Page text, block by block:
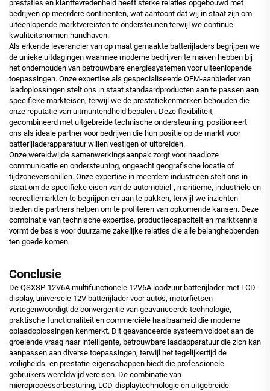
prestaties en klanttevredenheid heeft sterke relaties opgebouwd met
bedrijven op meerdere continenten, wat aantoont dat wij in staat zijn om
uiteenlopende marktvereisten te ondersteunen terwijl we continue
kwaliteitsnormen handhaven.
Als erkende leverancier van op maat gemaakte batterijladers begrijpen we
de unieke uitdagingen waarmee moderne bedrijven te maken hebben bij
het onderhouden van betrouwbare energiesystemen voor uiteenlopende
toepassingen. Onze expertise als gespecialiseerde OEM-aanbieder van
laadoplossingen stelt ons in staat standaardproducten aan te passen aan
specifieke markteisen, terwijl we de prestatiekenmerken behouden die
onze reputatie van uitmuntendheid bepalen. Deze flexibiliteit,
gecombineerd met uitgebreide technische ondersteuning, positioneert
ons als ideale partner voor bedrijven die hun positie op de markt voor
batterijladerapparatuur willen vestigen of uitbreiden.
Onze wereldwijde samenwerkingsaanpak zorgt voor naadloze
communicatie en ondersteuning, ongeacht geografische locatie of
tijdzoneverschillen. Onze expertise in meerdere industrieën stelt ons in
staat om de specifieke eisen van de automobiel-, maritieme, industriële en
recreatiemarkten te begrijpen en aan te pakken, terwijl we inzichten
bieden die partners helpen om te profiteren van opkomende kansen. Deze
combinatie van technische expertise, productiecapaciteit en marktkennis
vormt de basis voor duurzame zakelijke relaties die alle belanghebbenden
ten goede komen.
Conclusie
De QSXSP-12V6A multifunctionele 12V6A loodzuur batterijlader met LCD-
display, universele 12V batterijlader voor auto's, motorfietsen
vertegenwoordigt de convergentie van geavanceerde technologie,
praktische functionaliteit en commerciële haalbaarheid die moderne
oplaadoplossingen kenmerkt. Dit geavanceerde systeem voldoet aan de
groeiende vraag naar intelligente, betrouwbare laadapparatuur die zich kan
aanpassen aan diverse toepassingen, terwijl het tegelijkertijd de
veiligheids- en prestatie-eigenschappen biedt die professionele
gebruikers wereldwijd vereisen. De combinatie van
microprocessorbesturing, LCD-displaytechnologie en uitgebreide